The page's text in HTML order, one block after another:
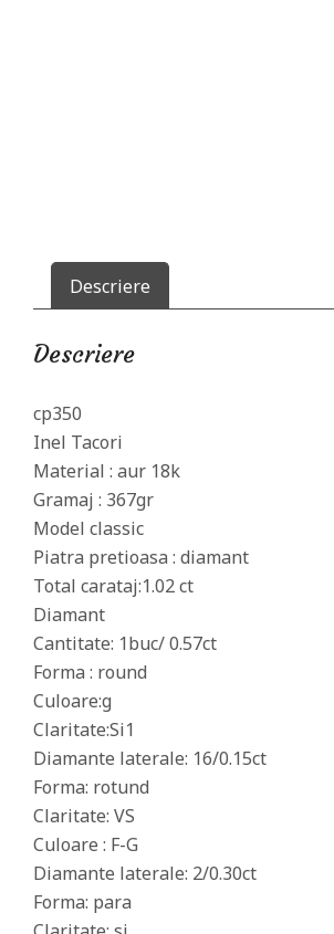
Descriere
Descriere
cp350
Inel Tacori
Material : aur 18k
Gramaj : 367gr
Model classic
Piatra pretioasa : diamant
Total carataj:1.02 ct
Diamant
Cantitate: 1buc/ 0.57ct
Forma : round
Culoare:g
Claritate:Si1
Diamante laterale: 16/0.15ct
Forma: rotund
Claritate: VS
Culoare : F-G
Diamante laterale: 2/0.30ct
Forma: para